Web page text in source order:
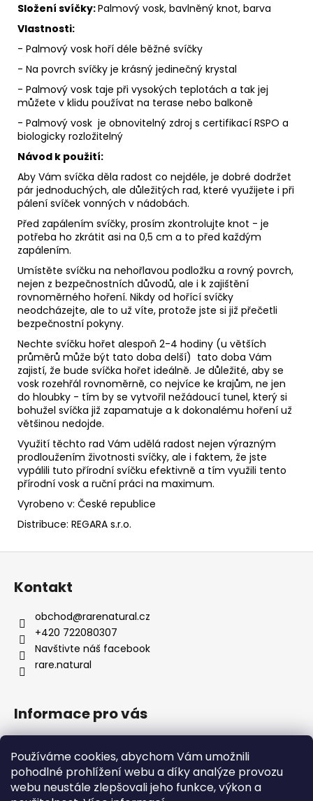
Používáme cookies, abychom Vám umožnili
pohodlné prohlížení webu a díky analýze provozu
webu neustále zlepšovali jeho funkce, výkon a
Složení svíčky:Palmový vosk, bavlněný knot, barva
Vlastnosti:
- Palmový vosk hoří déle běžné svíčky
- Na povrch svíčky je krásný jedinečný krystal
- Palmový vosk taje při vysokých teplotách a tak jej
můžete v klidu používat na terase nebo balkoně
- Palmový vosk je obnovitelný zdroj s certifikací RSPO a
biologicky rozložitelný
Návod k použití:
Aby Vám svíčka děla radost co nejdéle, je dobré dodržet
pár jednoduchých, ale důležitých rad, které využijete i při
pálení svíček vonných v nádobách.
Před zapálením svíčky, prosím zkontrolujte knot - je
potřeba ho zkrátit asi na 0,5 cm a to před každým
zapálením.
Umístěte svíčku na nehořlavou podložku a rovný povrch,
nejen z bezpečnostních důvodů, ale i k zajištění
rovnoměrného hoření. Nikdy od hořící svíčky
neodcházejte, ale to už víte, protože jste si již přečetli
bezpečnostní pokyny.
Nechte svíčku hořet alespoň 2-4 hodiny (u větších
průměrů může být tato doba delší) tato doba Vám
zajistí, že bude svíčka hořet ideálně. Je důležité, aby se
vosk rozehřál rovnoměrně, co nejvíce ke krajům, ne jen
do hloubky - tím by se vytvořil nežádoucí tunel, který si
bohužel svíčka již zapamatuje a k dokonalému hoření už
většinou nedojde.
Využití těchto rad Vám udělá radost nejen výrazným
prodloužením životnosti svíčky, ale i faktem, že jste
vypálili tuto přírodní svíčku efektivně a tím využili tento
přírodní vosk a ruční práci na maximum.
Vyrobeno v: České republice
Distribuce: REGARA s.r.o.
Z
Kontakt
obchod@rarenatural.cz
+420 722080307
Navštivte náš facebook
rare.natural
Informace pro vás
Podmínky ochrany osobních údajů
Formulář pro odstoupení od smlouvy
Kontakty